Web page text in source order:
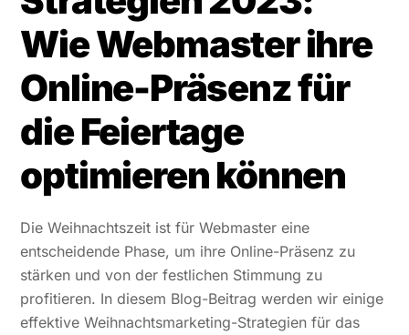
Wie Webmaster ihre
Online-Präsenz für
die Feiertage
optimieren können
Die Weihnachtszeit ist für Webmaster eine
entscheidende Phase, um ihre Online-Präsenz zu
stärken und von der festlichen Stimmung zu
profitieren. In diesem Blog-Beitrag werden wir einige
effektive Weihnachtsmarketing-Strategien für das